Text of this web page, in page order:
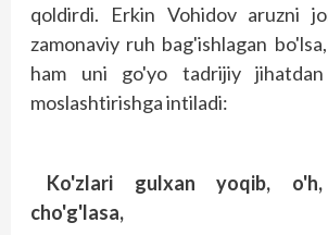
qoldirdi. Erkin Vohidov aruzni
zamonaviy ruh bag'ishlagan
ham uni go'yo tadrijiy jihatdan
moslashtirishga intiladi:
Ko'zlari gulxan yoqib,
cho'g'lasa,